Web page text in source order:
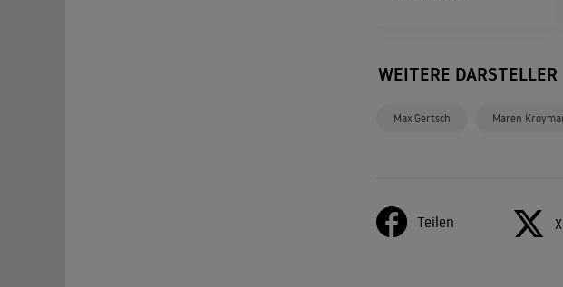
WEITERE DARSTELLER
Max Gertsch Maren
Teilen X